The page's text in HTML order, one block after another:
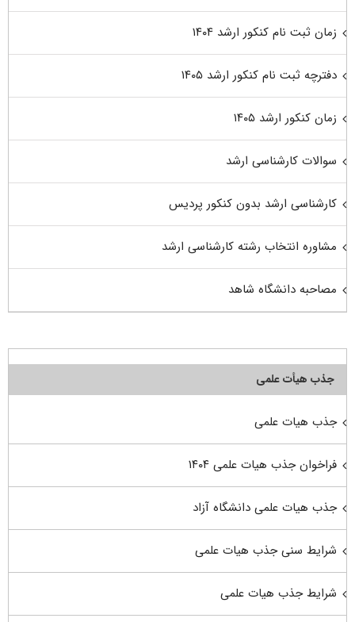
زمان ثبت نام کنکور ارشد ۱۴۰۴
دفترچه ثبت نام کنکور ارشد ۱۴۰۵
زمان کنکور ارشد ۱۴۰۵
سوالات کارشناسی ارشد
کارشناسی ارشد بدون کنکور پردیس
مشاوره انتخاب رشته کارشناسی ارشد
مصاحبه دانشگاه شاهد
جذب هیأت علمی
جذب هیات علمی
فراخوان جذب هیات علمی ۱۴۰۴
جذب هیات علمی دانشگاه آزاد
شرایط سنی جذب هیات علمی
شرایط جذب هیات علمی